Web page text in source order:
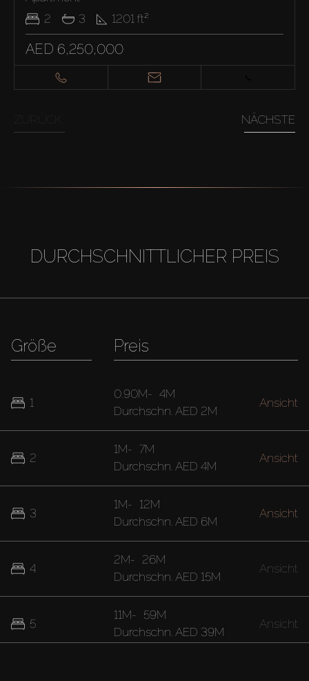
2
3 1201 ft²
AED 6,250,000
NÄCHSTE
DURCHSCHNITTLICHER PREIS
Größe
1
2
3
4
5
Preis
0.90M- 4M
Durchschn. AED 2M
Ansicht
1M- 7M
Durchschn. AED 4M
Ansicht
1M- 12M
Durchschn. AED 6M
Ansicht
2M- 26M
Durchschn. AED 15M
Ansicht
11M- 59M
Durchschn. AED 39M
Ansicht